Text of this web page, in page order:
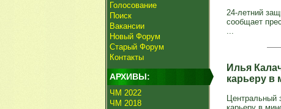
Голосование
Поиск
Вакансии
Новый Форум
Старый Форум
Контакты
АРХИВЫ:
ЧМ 2022
ЧМ 2018
24-летний
сообщает
...
Илья
карьеру
Центральный